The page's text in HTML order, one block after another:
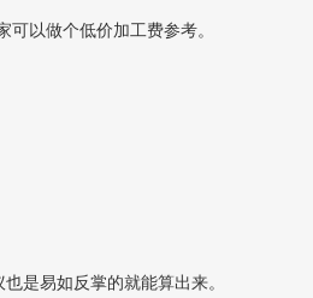
以做个低价加工费参考。
是易如反掌的就能算出来。